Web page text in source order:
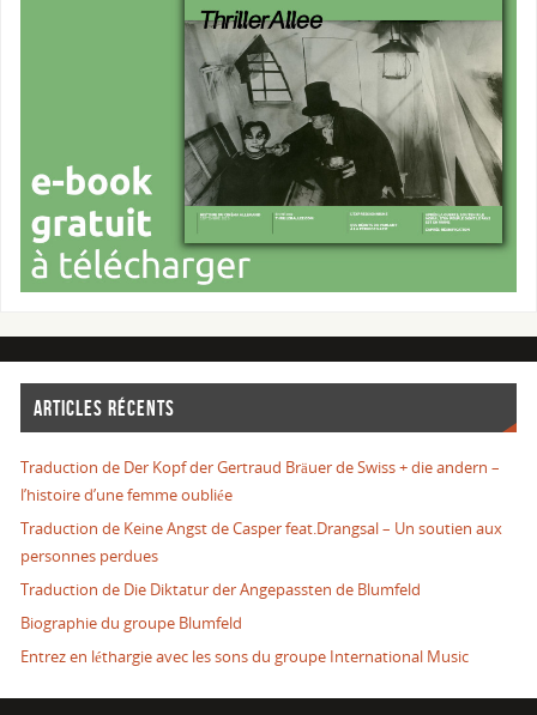
ARTICLES RÉCENTS
Traduction de Der Kopf der Gertraud Bräuer de Swiss + die andern –
l’histoire d’une femme oubliée
Traduction de Keine Angst de Casper feat.Drangsal – Un soutien aux
personnes perdues
Traduction de Die Diktatur der Angepassten de Blumfeld
Biographie du groupe Blumfeld
Entrez en léthargie avec les sons du groupe International Music